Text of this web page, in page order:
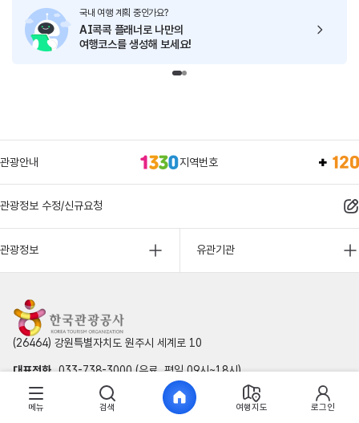
국내 여행 계획 중인가요?
AI콕콕 플래너로 나만의
여행코스를 생성해 보세요!
관광안내 지역번호
관광정보 수정/신규요청
관광정보 유관기관
(26464) 강원특별자치도 원주시 세계로 10
대표전화 033-738-3000 (유료, 평일 09시~18시)
사업자등록번호
202-81-50707
통신판매업신고
제2009-서울중구-1234호
메뉴 검색 여행지도 로그인